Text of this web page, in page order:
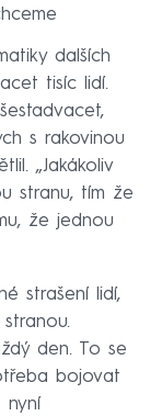
dalších
tisíc lidí.
s rakovinou
„Jakákoliv
stranu, tím že
že jednou
strašení lidí,
den. To se
bojovat
nyní